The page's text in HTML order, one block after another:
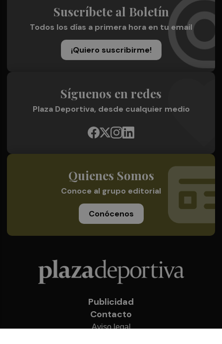
Suscríbete al Boletín
Todos los días a primera hora en tu email
¡Quiero suscribirme!
Síguenos en redes
Plaza Deportiva, desde cualquier medio
Quienes Somos
Conoce al grupo editorial
Conócenos
Publicidad
Contacto
Aviso legal